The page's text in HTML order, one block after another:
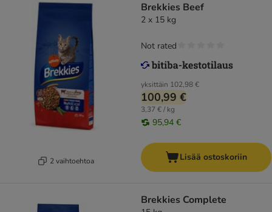
2 vaihtoehtoa
Brekkies Beef
2 x 15 kg
yksittäin 102,98 €
100,99 €
3,37 € / kg
95,94 €
Not rated
Lisää ostoskoriin
Brekkies Complete